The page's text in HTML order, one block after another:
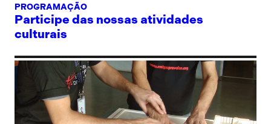
PROGRAMAÇÃO
Participe das nossas atividades
culturais